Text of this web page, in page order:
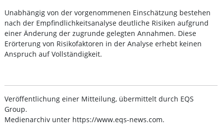
Unabhängig von der vorgenommenen Einschätzung bestehen
nach der Empfindlichkeitsanalyse deutliche Risiken aufgrund
einer Änderung der zugrunde gelegten Annahmen. Diese
Erörterung von Risikofaktoren in der Analyse erhebt keinen
Anspruch auf Vollständigkeit.
Veröffentlichung einer Mitteilung, übermittelt durch EQS
Group.
Medienarchiv unter https://www.eqs-news.com.